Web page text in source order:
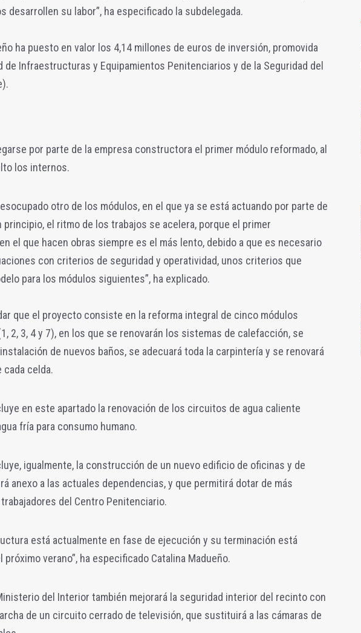
desarrollen su labor”, ha especificado la subdelegada.
ha puesto en valor los 4,14 millones de euros de inversión, promovida
de Infraestructuras y Equipamientos Penitenciarios y de la Seguridad del
por parte de la empresa constructora el primer módulo reformado, al
los internos.
otro de los módulos, en el que ya se está actuando por parte de
principio, el ritmo de los trabajos se acelera, porque el primer
el que hacen obras siempre es el más lento, debido a que es necesario
con criterios de seguridad y operatividad, unos criterios que
para los módulos siguientes”, ha explicado.
que el proyecto consiste en la reforma integral de cinco módulos
2, 3, 4 y 7), en los que se renovarán los sistemas de calefacción, se
de nuevos baños, se adecuará toda la carpintería y se renovará
cada celda.
en este apartado la renovación de los circuitos de agua caliente
fría para consumo humano.
igualmente, la construcción de un nuevo edificio de oficinas y de
anexo a las actuales dependencias, y que permitirá dotar de más
del Centro Penitenciario.
está actualmente en fase de ejecución y su terminación está
próximo verano”, ha especificado Catalina Madueño.
del Interior también mejorará la seguridad interior del recinto con
de un circuito cerrado de televisión, que sustituirá a las cámaras de